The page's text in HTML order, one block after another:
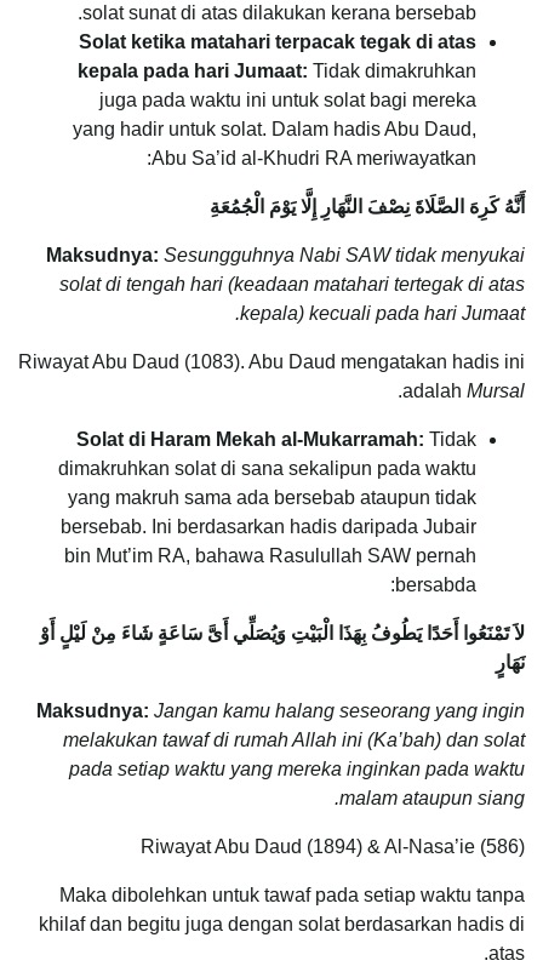
solat sunat di atas dilakukan kerana bersebab.
Solat ketika matahari terpacak tegak di atas
kepala pada hari Jumaat: Tidak dimakruhkan
juga pada waktu ini untuk solat bagi mereka
yang hadir untuk solat. Dalam hadis Abu Daud,
Abu Sa’id al-Khudri RA meriwayatkan:
أَنَّهُ كَرِهَ الصَّلَاةَ نِصْفَ النَّهَارِ إِلَّا يَوْمَ الْجُمُعَةِ
Maksudnya: Sesungguhnya Nabi SAW tidak menyukai
solat di tengah hari (keadaan matahari tertegak di atas
kepala) kecuali pada hari Jumaat.
Riwayat Abu Daud (1083). Abu Daud mengatakan hadis ini
adalah Mursal
.
Solat di Haram Mekah al-Mukarramah: Tidak
dimakruhkan solat di sana sekalipun pada waktu
yang makruh sama ada bersebab ataupun tidak
bersebab. Ini berdasarkan hadis daripada Jubair
bin Mut’im RA, bahawa Rasulullah SAW pernah
bersabda:
لاَ تَمْنَعُوا أَحَدًا يَطُوفُ بِهَذَا الْبَيْتِ وَيُصَلِّي أَىَّ سَاعَةٍ شَاءَ مِنْ لَيْلٍ أَوْ
نَهَارٍ
Maksudnya: Jangan kamu halang seseorang yang ingin
melakukan tawaf di rumah Allah ini (Ka’bah) dan solat
pada setiap waktu yang mereka inginkan pada waktu
malam ataupun siang.
Riwayat Abu Daud (1894) & Al-Nasa’ie (586)
Maka dibolehkan untuk tawaf pada setiap waktu tanpa
khilaf dan begitu juga dengan solat berdasarkan hadis di
atas.